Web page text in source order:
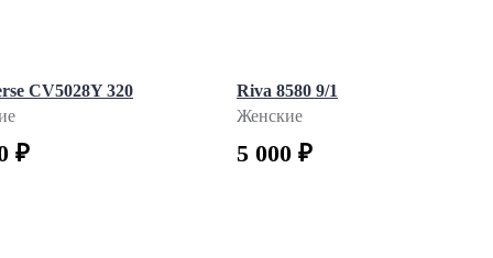
CV5028Y 320
₽
Riva 8580 9/1
Женские
5 000 ₽